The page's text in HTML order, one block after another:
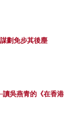
劃免步其後塵
吳燕青的《在香港